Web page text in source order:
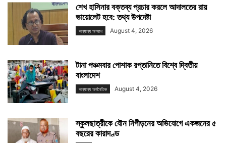
শেখ হাসিনার বক্তব্য প্রচার করলে আদালতের রায়
ভায়োলেট হবে: তথ্য উপদেষ্টা
অন্যান্য অপরাধ August 4, 2026
টানা পঞ্চমবার পোশাক রপ্তানিতে বিশ্বে দ্বিতীয়
বাংলাদেশ
অন্যান্য অর্থনৈতিক August 4, 2026
স্কুলছাত্রীকে যৌন নিপীড়নের অভিযোগে একজনের ৫
বছরের কারাদণ্ড